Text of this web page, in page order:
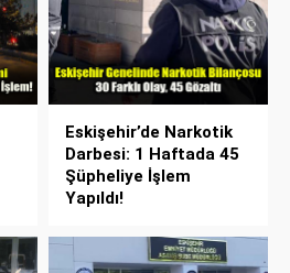
Eskişehir’de Narkotik
Darbesi: 1 Haftada 45
Şüpheliye İşlem
Yapıldı!